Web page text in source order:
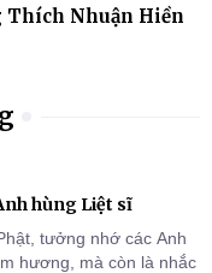
Thích Nhuận Hiền
hùng Liệt sĩ
tưởng nhớ các Anh
hương, mà còn là nhắc